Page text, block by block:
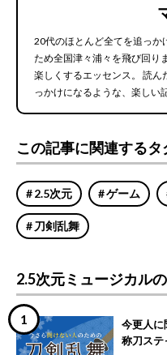
20代のほとんど全てを追っか
ため全国津々浦々を飛び回り
楽しくするエッセンス。 読ん
っかけになるような、楽しい
この記事に関連するタ
2.5次元 ゲーム
刀剣乱舞
2.5次元ミュージカル
今更人に
称刀ステ